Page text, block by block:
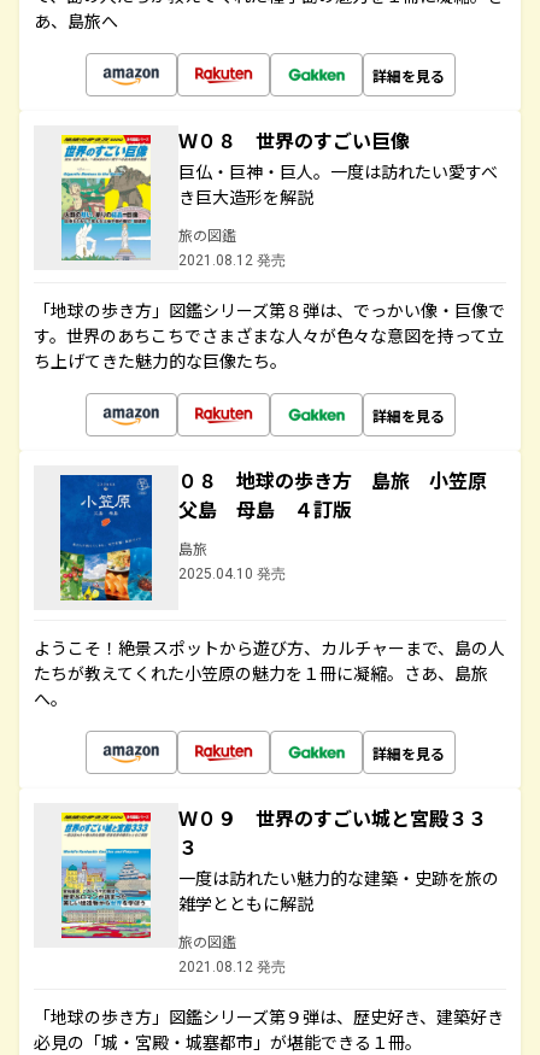
あ、島旅へ
詳細を見る
Ｗ０８ 世界のすごい巨像
巨仏・巨神・巨人。一度は訪れたい愛すべ
き巨大造形を解説
旅の図鑑
2021.08.12 発売
「地球の歩き方」図鑑シリーズ第８弾は、でっかい像・巨像で
す。世界のあちこちでさまざまな人々が色々な意図を持って立
ち上げてきた魅力的な巨像たち。
詳細を見る
０８ 地球の歩き方 島旅 小笠原
父島 母島 ４訂版
島旅
2025.04.10 発売
ようこそ！絶景スポットから遊び方、カルチャーまで、島の人
たちが教えてくれた小笠原の魅力を１冊に凝縮。さあ、島旅
へ。
詳細を見る
Ｗ０９ 世界のすごい城と宮殿３３
３
一度は訪れたい魅力的な建築・史跡を旅の
雑学とともに解説
旅の図鑑
2021.08.12 発売
「地球の歩き方」図鑑シリーズ第９弾は、歴史好き、建築好き
必見の「城・宮殿・城塞都市」が堪能できる１冊。